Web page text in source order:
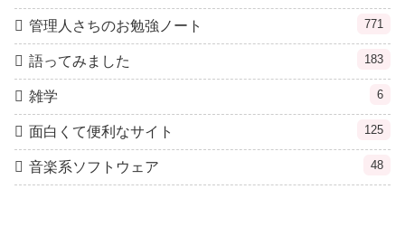
管理人さちのお勉強ノート 771
語ってみました 183
雑学 6
面白くて便利なサイト 125
音楽系ソフトウェア 48